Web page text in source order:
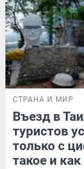
СТРАНА И МИР
Въезд в
туристов
только с
такое и